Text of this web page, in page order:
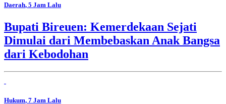
Daerah, 5 Jam Lalu
Bupati Bireuen: Kemerdekaan Sejati
Dimulai dari Membebaskan Anak Bangsa
dari Kebodohan
Hukum, 7 Jam Lalu